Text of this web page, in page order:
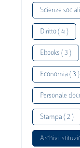
Scienze
Diritto ( 4 )
Ebooks ( 3 )
Economia ( 3 )
Personale
Stampa ( 2 )
Archivi